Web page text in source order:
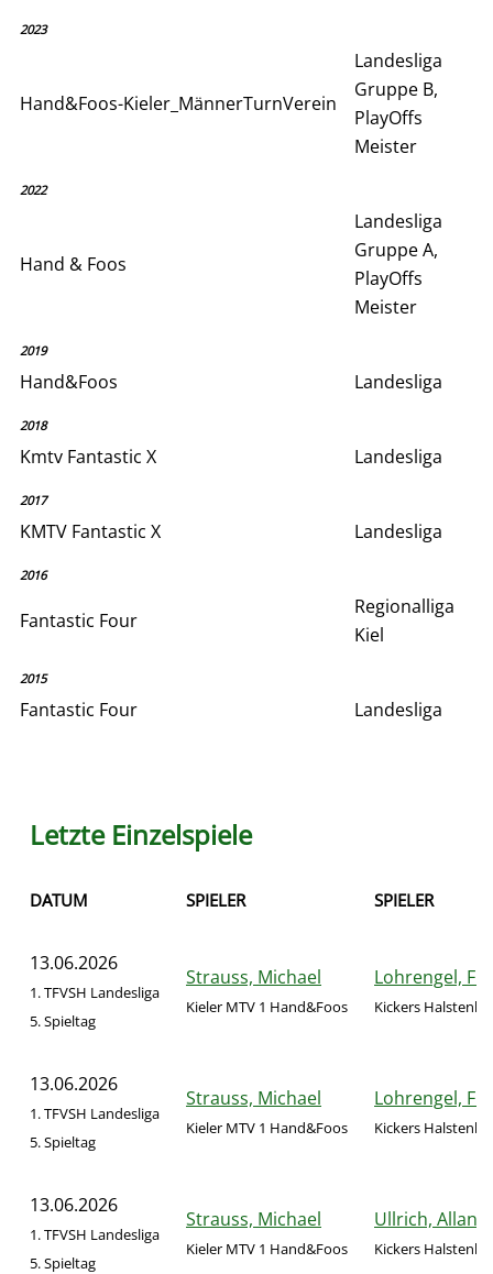
2023
Hand&Foos-Kieler_MännerTurnVerein
Landesliga
Gruppe B,
PlayOffs
Meister
2022
Hand & Foos
Landesliga
Gruppe A,
PlayOffs
Meister
2019
Hand&Foos Landesliga
2018
Kmtv Fantastic X Landesliga
2017
KMTV Fantastic X Landesliga
2016
Fantastic Four
Regionalliga
Kiel
2015
Fantastic Four Landesliga
Letzte Einzelspiele
DATUM SPIELER SPIELER
13.06.2026
1. TFVSH Landesliga
5. Spieltag
Strauss, Michael
Kieler MTV 1 Hand&Foos
Lohrengel,
Kickers
13.06.2026
1. TFVSH Landesliga
5. Spieltag
Strauss, Michael
Kieler MTV 1 Hand&Foos
Lohrengel,
Kickers
13.06.2026
1. TFVSH Landesliga
5. Spieltag
Strauss, Michael
Kieler MTV 1 Hand&Foos
Ullrich, Allan
Kickers